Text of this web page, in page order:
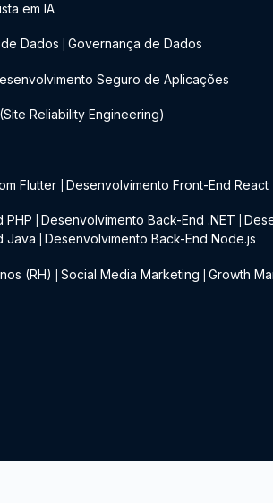
em IA
Dados Governança de Dados
Seguro de Aplicações
Reliability Engineering)
Flutter Desenvolvimento Front-End React
PHP Desenvolvimento Back-End .NET
Java Desenvolvimento Back-End Node.js
(RH) Social Media Marketing Growth